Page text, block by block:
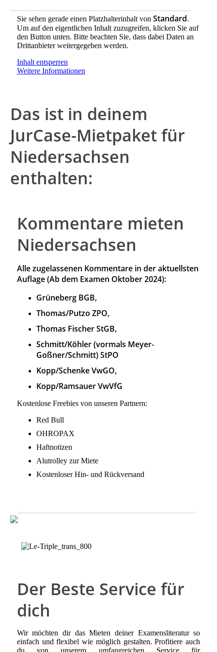
Sie sehen gerade einen Platzhalterinhalt von Standard.
Um auf den eigentlichen Inhalt zuzugreifen, klicken Sie auf
den Button unten. Bitte beachten Sie, dass dabei Daten an
Drittanbieter weitergegeben werden.
Inhalt entsperren
Weitere Informationen
Das ist in deinem
JurCase-Mietpaket für
Niedersachsen
enthalten:
Kommentare mieten
Niedersachsen
Alle zugelassenen Kommentare in der aktuellsten
Auflage (Ab dem Examen Oktober 2024):
Grüneberg BGB,
Thomas/Putzo ZPO,
Thomas Fischer StGB,
Schmitt/Köhler (vormals Meyer-
Goßner/Schmitt) StPO
Kopp/Schenke VwGO,
Kopp/Ramsauer VwVfG
Kostenlose Freebies von unseren Partnern:
Red Bull
OHROPAX
Haftnotizen
Alutrolley zur Miete
Kostenloser Hin- und Rückversand
Der Beste Service für
dich
Wir möchten dir das Mieten deiner Examensliteratur so
einfach und flexibel wie möglich gestalten. Profitiere auch
du von unserem umfangreichen Service für